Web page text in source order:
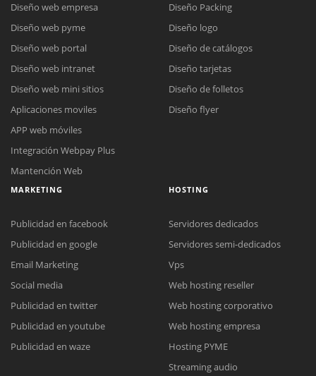
Reunión online
Meet para la reunión online.
Cotización
Chat Online
Todos nuestros ejecutivos están fuera de línea. Complete el formulario
Diseño web empresa
Diseño web pyme
Diseño web portal
Diseño web intranet
Diseño web mini sitios
Aplicaciones moviles
APP web móviles
Integración Webpay Plus
Mantención Web
Diseño Packing
Diseño logo
Diseño de catálogos
Diseño tarjetas
Diseño de folletos
Diseño flyer
MARKETING
Publicidad en facebook
Publicidad en google
Email Marketing
Social media
Publicidad en twitter
Publicidad en youtube
Publicidad en waze
HOSTING
Servidores dedicados
Servidores semi-dedicados
Vps
Web hosting reseller
Web hosting corporativo
Web hosting empresa
Hosting PYME
Streaming audio